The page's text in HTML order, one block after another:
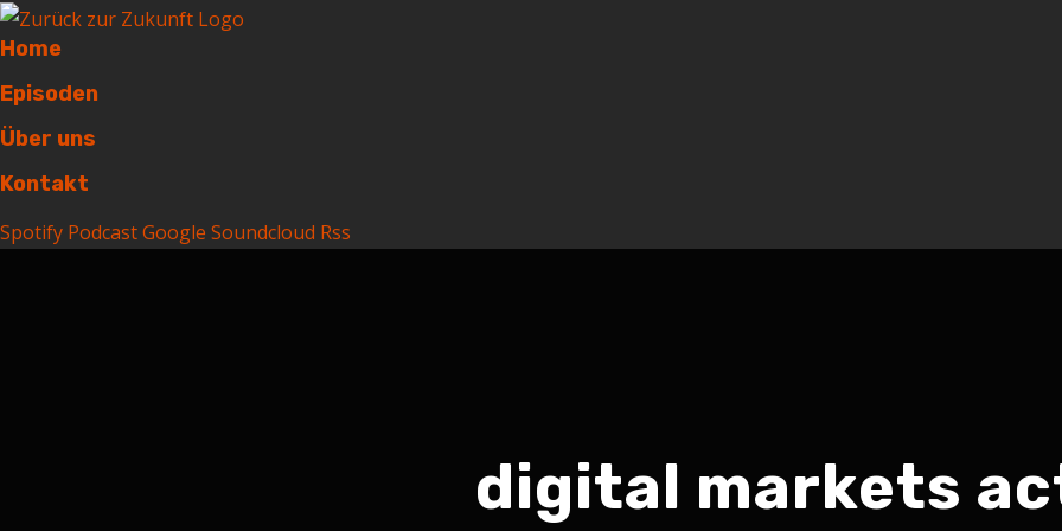
Home
Episoden
Über uns
Kontakt
Spotify PodcastGoogle Soundcloud Rss
digital markets